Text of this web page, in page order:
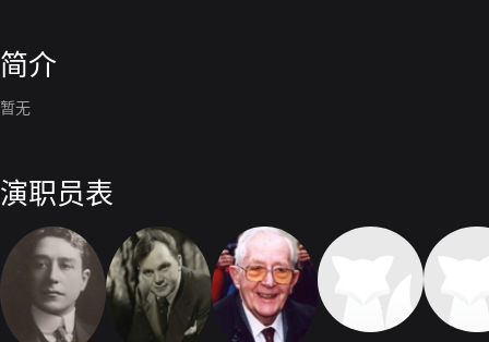
简介
暂无
演职员表